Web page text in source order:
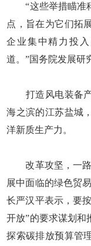
“这些举措瞄准科
点，旨在为它们拓
企业集中精力投
道。”国务院发展研
打造风电装备产
海之滨的江苏盐城
洋新质生产力。
改革攻坚，一路
展中面临的绿色贸
长严汉平表示，要
开放”的要求谋划和
探索碳排放预算管